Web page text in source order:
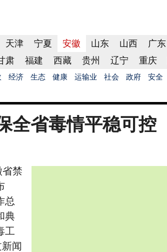
天津 宁夏 安徽 山东 山西 广东
肃 福建 西藏 贵州 辽宁 重庆
经济 生态 健康 运输业 社会 政府 安全
全省毒情平稳可控
禁
总
典
工
闻